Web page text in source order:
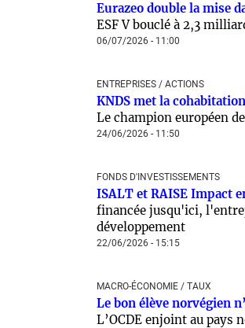
Eurazeo double la mise
ESF V bouclé à 2,3
06/07/2026 - 11:00
ENTREPRISES / ACTIONS
KNDS met la
Le champion européen
24/06/2026 - 11:50
FONDS D'INVESTISSEMENTS
ISALT et RAISE Impact
financée jusqu'ici,
développement
22/06/2026 - 15:15
MACRO-ÉCONOMIE / TAUX
Le bon élève norvégien
L’OCDE enjoint au pays